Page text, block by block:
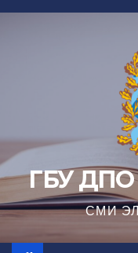
Перейти
ГБУ ДПО
СМИ